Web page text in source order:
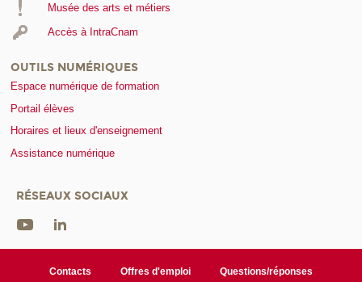
Musée des arts et métiers
Accès à IntraCnam
OUTILS NUMÉRIQUES
Espace numérique de formation
Portail élèves
Horaires et lieux d'enseignement
Assistance numérique
RÉSEAUX SOCIAUX
Contacts Offres d'emploi Questions/réponses